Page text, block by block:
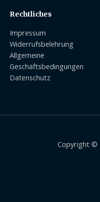
Rechtliches
Impressum
Widerrufsbelehrung
Allgemeine
Geschäftsbedingungen
Datenschutz
Copyright ©